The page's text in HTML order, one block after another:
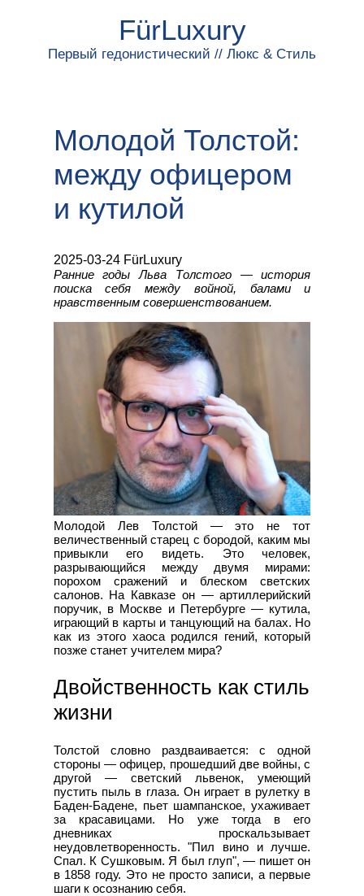
FürLuxury
Первый гедонистический // Люкс & Стиль
Молодой Толстой:
между офицером
и кутилой
2025-03-24 FürLuxury
Ранние годы Льва Толстого — история
поиска себя между войной, балами и
нравственным совершенствованием.
Молодой Лев Толстой — это не тот
величественный старец с бородой, каким мы
привыкли его видеть. Это человек,
разрывающийся между двумя мирами:
порохом сражений и блеском светских
салонов. На Кавказе он — артиллерийский
поручик, в Москве и Петербурге — кутила,
играющий в карты и танцующий на балах. Но
как из этого хаоса родился гений, который
позже станет учителем мира?
Двойственность как стиль
жизни
Толстой словно раздваивается: с одной
стороны — офицер, прошедший две войны, с
другой — светский львенок, умеющий
пустить пыль в глаза. Он играет в рулетку в
Баден-Бадене, пьет шампанское, ухаживает
за красавицами. Но уже тогда в его
дневниках проскальзывает
неудовлетворенность. "Пил вино и лучше.
Спал. К Сушковым. Я был глуп", — пишет он
в 1858 году. Это не просто записи, а первые
шаги к осознанию себя.